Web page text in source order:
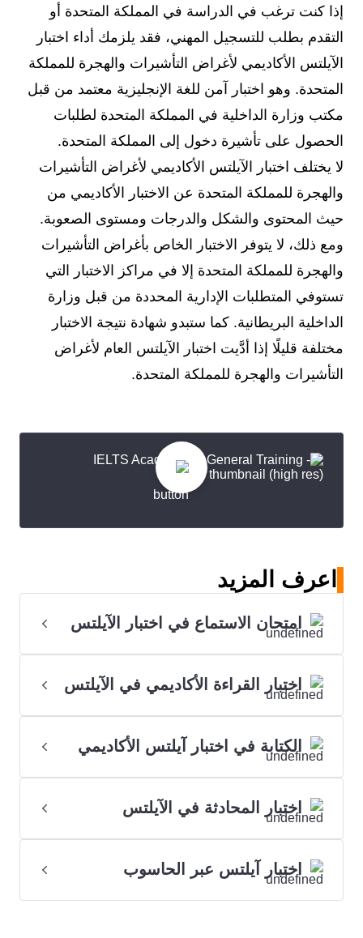
إذا كنت ترغب في الدراسة في المملكة المتحدة أو
التقدم بطلب للتسجيل المهني، فقد يلزمك أداء اختبار
الآيلتس الأكاديمي لأغراض التأشيرات والهجرة للمملكة
المتحدة. وهو اختبار آمن للغة الإنجليزية معتمد من قبل
مكتب وزارة الداخلية في المملكة المتحدة لطلبات
الحصول على تأشيرة دخول إلى المملكة المتحدة.
لا يختلف اختبار الآيلتس الأكاديمي لأغراض التأشيرات
والهجرة للمملكة المتحدة عن الاختبار الأكاديمي من
حيث المحتوى والشكل والدرجات ومستوى الصعوبة.
ومع ذلك، لا يتوفر الاختبار الخاص بأغراض التأشيرات
والهجرة للمملكة المتحدة إلا في مراكز الاختبار التي
تستوفي المتطلبات الإدارية المحددة من قبل وزارة
الداخلية البريطانية. كما ستبدو شهادة نتيجة الاختبار
مختلفة قليلًا إذا أدَّيت اختبار الآيلتس العام لأغراض
التأشيرات والهجرة للمملكة المتحدة.
اعرف المزيد
امتحان الاستماع في اختبار الآيلتس
اختبار القراءة الأكاديمي في الآيلتس
الكتابة في اختبار آيلتس الأكاديمي
اختبار المحادثة في الآيلتس
اختبار آيلتس عبر الحاسوب